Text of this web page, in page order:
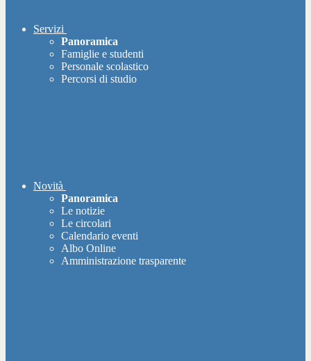
Servizi
Panoramica
Famiglie e studenti
Personale scolastico
Percorsi di studio
Novità
Panoramica
Le notizie
Le circolari
Calendario eventi
Albo Online
Amministrazione trasparente